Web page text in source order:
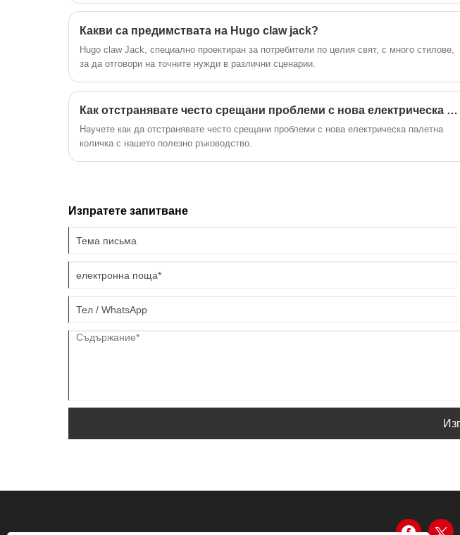
сигурното задържане или
освобождаване на детайла по време
Какви са предимствата на Hugo claw jack?
Hugo claw Jack, специално проектиран за потребители по целия свят, с много стилове,
за да отговори на точните нужди в различни сценарии.
Как отстранявате често срещани проблеми с нова електрическа палетна количка?
Научете как да отстранявате често срещани проблеми с нова електрическа палетна
количка с нашето полезно ръководство.
Изпратете запитване